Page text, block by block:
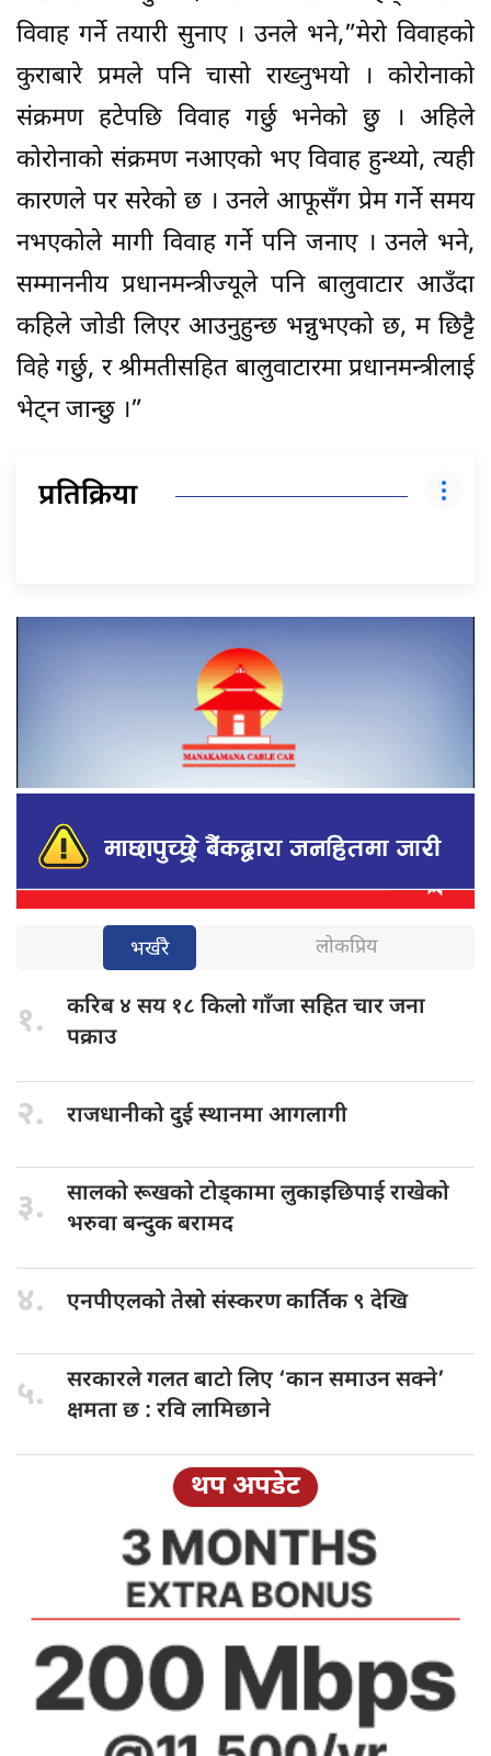
विवाह गर्ने तयारी सुनाए । उनले भने,”मेरो विवाहको
कुराबारे प्रमले पनि चासो राख्नुभयो । कोरोनाको
संक्रमण हटेपछि विवाह गर्छु भनेको छु । अहिले
कोरोनाको संक्रमण नआएको भए विवाह हुन्थ्यो, त्यही
कारणले पर सरेको छ । उनले आफूसँग प्रेम गर्ने समय
नभएकोले मागी विवाह गर्ने पनि जनाए । उनले भने,
सम्माननीय प्रधानमन्त्रीज्यूले पनि बालुवाटार आउँदा
कहिले जोडी लिएर आउनुहुन्छ भन्नुभएको छ, म छिट्टै
विहे गर्छु, र श्रीमतीसहित बालुवाटारमा प्रधानमन्त्रीलाई
भेट्न जान्छु ।”
प्रतिक्रिया
भर्खरै लोकप्रिय
१. करिब ४ सय १८ किलो गाँजा सहित चार जना
पक्राउ
२. राजधानीको दुईस्थानमा आगलागी
३. सालको रूखकोटोड्कामा लुकाइछिपाई राखेको
भरुवा बन्दुक बरामद
४. एनपीएलको तेस्रोसंस्करण कार्तिक ९ देखि
५. सरकारले गलतबाटो लिए ‘कान समाउन सक्ने’
क्षमता छ : रवि लामिछाने
थप अपडेट